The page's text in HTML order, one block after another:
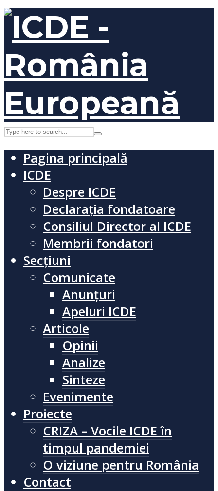
Pagina principală
ICDE
Despre ICDE
Declarația fondatoare
Consiliul Director al ICDE
Membrii fondatori
Secțiuni
Comunicate
Anunțuri
Apeluri ICDE
Articole
Opinii
Analize
Sinteze
Evenimente
Proiecte
CRIZA – Vocile ICDE în
timpul pandemiei
O viziune pentru România
Contact